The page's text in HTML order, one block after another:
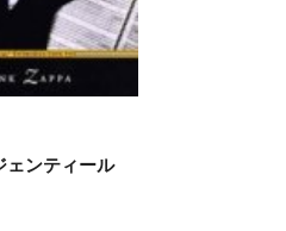
ェンティール